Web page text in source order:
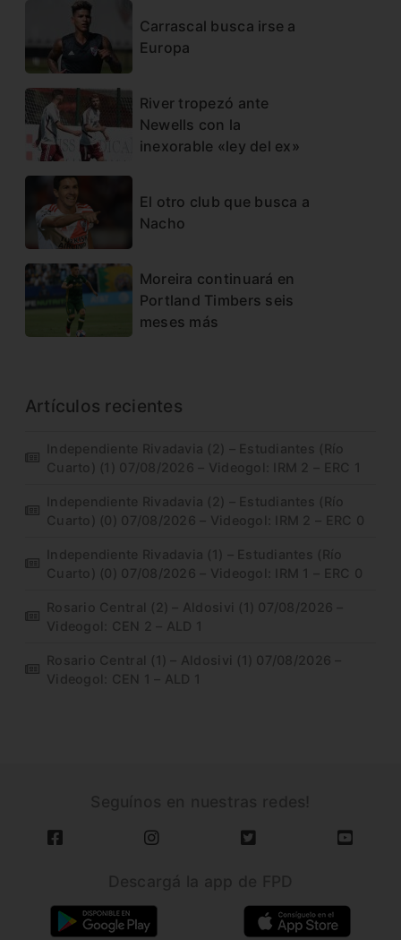
Carrascal busca irse a
Europa
River tropezó ante
Newells con la
inexorable «ley del ex»
El otro club que busca a
Nacho
Moreira continuará en
Portland Timbers seis
meses más
Artículos recientes
Independiente Rivadavia (2) – Estudiantes (Río
Cuarto) (1) 07/08/2026 – Videogol: IRM 2 – ERC 1
Independiente Rivadavia (2) – Estudiantes (Río
Cuarto) (0) 07/08/2026 – Videogol: IRM 2 – ERC 0
Independiente Rivadavia (1) – Estudiantes (Río
Cuarto) (0) 07/08/2026 – Videogol: IRM 1 – ERC 0
Rosario Central (2) – Aldosivi (1) 07/08/2026 –
Videogol: CEN 2 – ALD 1
Rosario Central (1) – Aldosivi (1) 07/08/2026 –
Videogol: CEN 1 – ALD 1